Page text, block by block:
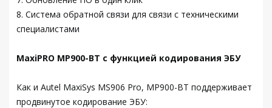
8. Система обратной связи для связи с техническими
специалистами
MaxiPRO MP900-BT с функцией кодирования ЭБУ
Как и Autel MaxiSys MS906 Pro, MP900-BT поддерживает
продвинутое кодирование ЭБУ: